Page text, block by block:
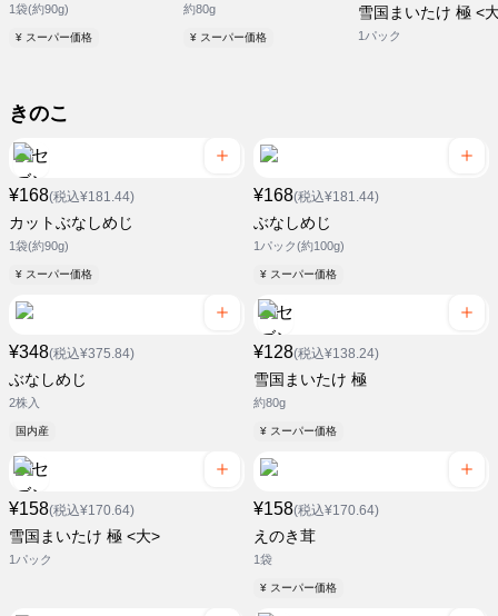
1袋(約90g)
¥ スーパー価格
約80g
¥ スーパー価格
雪国まいたけ 極 <
1パック
きのこ
¥168(税込¥181.44)
カットぶなしめじ
1袋(約90g)
¥ スーパー価格
¥168(税込¥181.44)
ぶなしめじ
1パック(約100g)
¥ スーパー価格
¥348(税込¥375.84)
ぶなしめじ
2株入
国内産
¥128(税込¥138.24)
雪国まいたけ 極
約80g
¥ スーパー価格
¥158(税込¥170.64)
雪国まいたけ 極 <大>
1パック
¥158(税込¥170.64)
えのき茸
1袋
¥ スーパー価格